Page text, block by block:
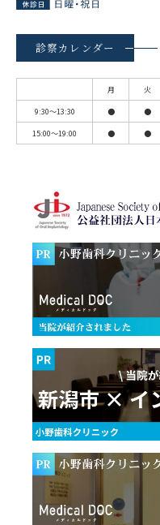
診察カレンダー
月 火
9:30～13:30
● ●
15:00～19:00
● ●